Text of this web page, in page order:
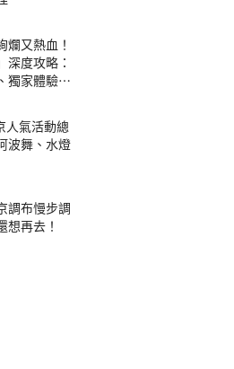
爛又熱血！
深度攻略：
獨家體驗指
人氣活動總
波舞、水燈
調布慢步調
想再去！